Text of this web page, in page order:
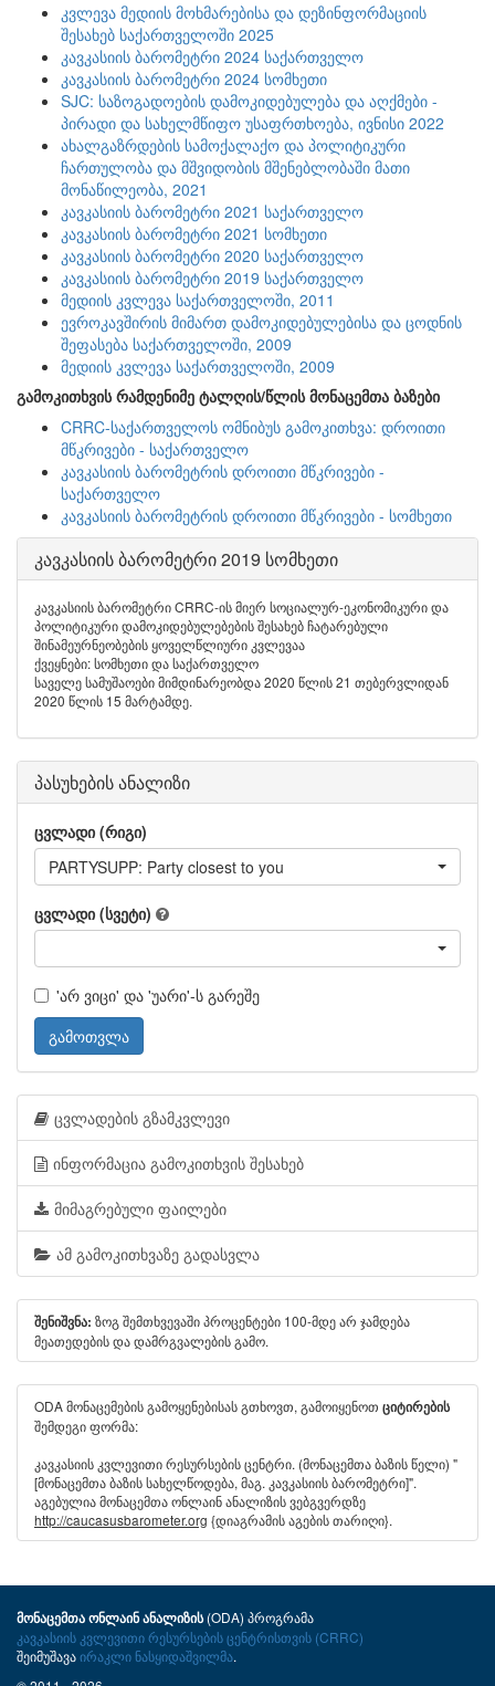
კვლევა მედიის მოხმარებისა და დეზინფორმაციის
შესახებ საქართველოში 2025
კავკასიის ბარომეტრი 2024 საქართველო
კავკასიის ბარომეტრი 2024 სომხეთი
SJC: საზოგადოების დამოკიდებულება და აღქმები -
პირადი და სახელმწიფო უსაფრთხოება, ივნისი 2022
ახალგაზრდების სამოქალაქო და პოლიტიკური
ჩართულობა და მშვიდობის მშენებლობაში მათი
მონაწილეობა, 2021
კავკასიის ბარომეტრი 2021 საქართველო
კავკასიის ბარომეტრი 2021 სომხეთი
კავკასიის ბარომეტრი 2020 საქართველო
კავკასიის ბარომეტრი 2019 საქართველო
მედიის კვლევა საქართველოში, 2011
ევროკავშირის მიმართ დამოკიდებულებისა და ცოდნის
შეფასება საქართველოში, 2009
მედიის კვლევა საქართველოში, 2009
გამოკითხვის რამდენიმე ტალღის/წლის მონაცემთა ბაზები
CRRC-საქართველოს ომნიბუს გამოკითხვა: დროითი
მწკრივები - საქართველო
კავკასიის ბარომეტრის დროითი მწკრივები -
საქართველო
კავკასიის ბარომეტრის დროითი მწკრივები - სომხეთი
კავკასიის ბარომეტრი 2019 სომხეთი
კავკასიის ბარომეტრი CRRC-ის მიერ სოციალურ-ეკონომიკური და
პოლიტიკური დამოკიდებულებების შესახებ ჩატარებული
შინამეურნეობების ყოველწლიური კვლევაა
ქვეყნები: სომხეთი და საქართველო
საველე სამუშაოები მიმდინარეობდა 2020 წლის 21 თებერვლიდან
2020 წლის 15 მარტამდე.
პასუხების ანალიზი
ცვლადი (რიგი)
PARTYSUPP: Party closest to you
ცვლადი (სვეტი)
'არ ვიცი' და 'უარი'-ს გარეშე
გამოთვლა
ცვლადების გზამკვლევი
ინფორმაცია გამოკითხვის შესახებ
მიმაგრებული ფაილები
ამ გამოკითხვაზე გადასვლა
შენიშვნა: ზოგ შემთხვევაში პროცენტები 100-მდე არ ჯამდება
მეათედების და დამრგვალების გამო.
ODA მონაცემების გამოყენებისას გთხოვთ, გამოიყენოთ ციტირების
შემდეგი ფორმა:
კავკასიის კვლევითი რესურსების ცენტრი. (მონაცემთა ბაზის წელი) "
[მონაცემთა ბაზის სახელწოდება, მაგ. კავკასიის ბარომეტრი]".
აგებულია მონაცემთა ონლაინ ანალიზის ვებგვერდზე
http://caucasusbarometer.org {დიაგრამის აგების თარიღი}.
მონაცემთა ონლაინ ანალიზის(ODA) პროგრამა
კავკასიის კვლევითი რესურსების ცენტრისთვის (CRRC)
შეიმუშავაირაკლი ნასყიდაშვილმა.